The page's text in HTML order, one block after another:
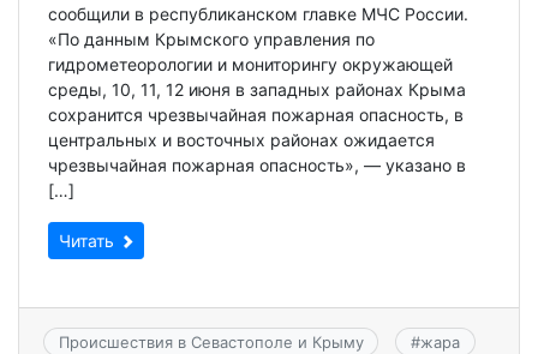
сообщили в республиканском главке МЧС России.
«По данным Крымского управления по
гидрометеорологии и мониторингу окружающей
среды, 10, 11, 12 июня в западных районах Крыма
сохранится чрезвычайная пожарная опасность, в
центральных и восточных районах ожидается
чрезвычайная пожарная опасность», — указано в
[…]
Читать
Происшествия в Севастополе и Крыму #жара